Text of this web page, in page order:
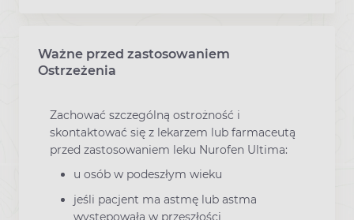
Ważne przed zastosowaniem
Ostrzeżenia
Zachować szczególną ostrożność i
skontaktować się z lekarzem lub farmaceutą
przed zastosowaniem leku Nurofen Ultima:
u osób w podeszłym wieku
jeśli pacjent ma astmę lub astma
występowała w przeszłości